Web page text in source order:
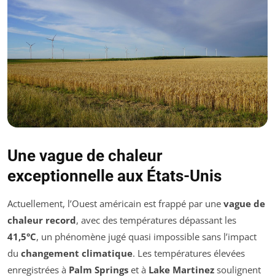
Une vague de chaleur
exceptionnelle aux États-Unis
Actuellement, l’Ouest américain est frappé par une vague de
chaleur record, avec des températures dépassant les
41,5°C, un phénomène jugé quasi impossible sans l’impact
du changement climatique. Les températures élevées
enregistrées à Palm Springs et à Lake Martinez soulignent